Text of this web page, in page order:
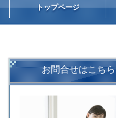
トップページ
お問合せはこちら